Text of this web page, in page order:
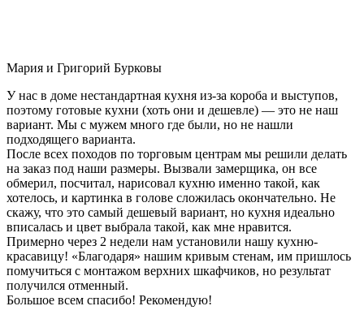
Мария и Григорий Бурковы
У нас в доме нестандартная кухня из-за короба и выступов,
поэтому готовые кухни (хоть они и дешевле) — это не наш
вариант. Мы с мужем много где были, но не нашли
подходящего варианта.
После всех походов по торговым центрам мы решили делать
на заказ под наши размеры. Вызвали замерщика, он все
обмерил, посчитал, нарисовал кухню именно такой, как
хотелось, и картинка в голове сложилась окончательно. Не
скажу, что это самый дешевый вариант, но кухня идеально
вписалась и цвет выбрала такой, как мне нравится.
Примерно через 2 недели нам установили нашу кухню-
красавицу! «Благодаря» нашим кривым стенам, им пришлось
помучиться с монтажом верхних шкафчиков, но результат
получился отменный.
Большое всем спасибо! Рекомендую!